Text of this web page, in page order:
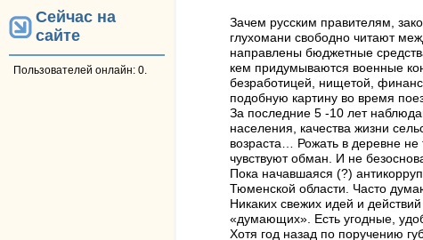
Сейчас на
сайте
Пользователей онлайн: 0.
Зачем русским правителям,
глухомани свободно читают
направлены бюджетные
кем придумываются военные
безработицей, нищетой,
подобную картину во время
За последние 5 -10 лет
населения, качества жизни
возраста… Рожать в деревне
чувствуют обман. И не
Пока начавшаяся (?)
Тюменской области. Часто
Никаких свежих идей и
«думающих». Есть угодные,
Хотя год назад по поручению